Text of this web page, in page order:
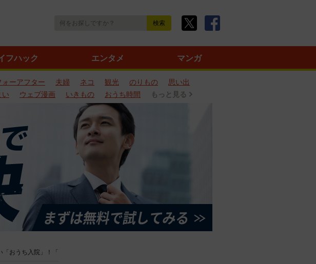
フハック エンタメ マンガ
ォーアフター 夫婦 ネコ 観光 のりもの
思い出
い ウェブ漫画 いきもの おうち時間 もっと見る
おうち入院」！「